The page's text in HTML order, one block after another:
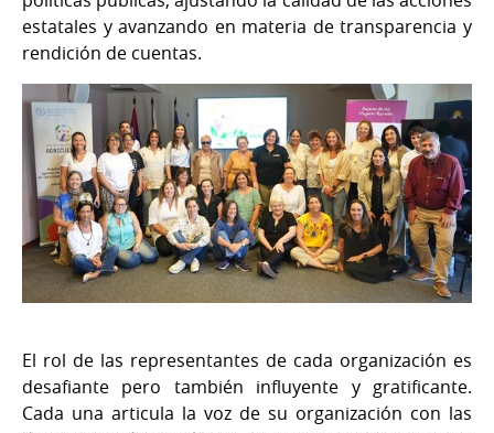
estatales y avanzando en materia de transparencia y
rendición de cuentas.
El rol de las representantes de cada organización es
desafiante pero también influyente y gratificante.
Cada una articula la voz de su organización con las